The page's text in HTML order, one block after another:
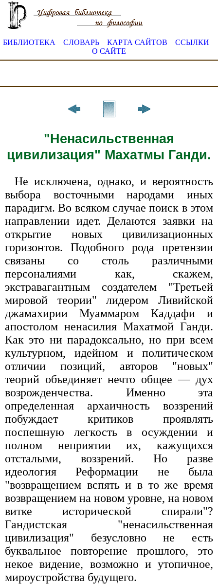
БИБЛИОТЕКА СЛОВАРЬ КАРТА САЙТОВ
ССЫЛКИ
О САЙТЕ
"Ненасильственная
цивилизация" Махатмы Ганди.
Не исключена, однако, и вероятность
выбора восточными народами иных
парадигм. Во всяком случае поиск в этом
направлении идет. Делаются заявки на
открытие новых цивилизационных
горизонтов. Подобного рода претензии
связаны со столь различными
персоналиями как, скажем,
экстравагантным создателем "Третьей
мировой теории" лидером Ливийской
джамахирии Муаммаром Каддафи и
апостолом ненасилия Махатмой Ганди.
Как это ни парадоксально, но при всем
культурном, идейном и политическом
отличии позиций, авторов "новых"
теорий объединяет нечто общее — дух
возрожденчества. Именно эта
определенная архаичность воззрений
побуждает критиков проявлять
поспешную легкость в осуждении и
полном неприятии их, кажущихся
отсталыми, воззрений. Но разве
идеология Реформации не была
"возвращением вспять и в то же время
возвращением на новом уровне, на новом
витке исторической спирали"?
Гандистская "ненасильственная
цивилизация" безусловно не есть
буквальное повторение прошлого, это
некое видение, возможно и утопичное,
мироустройства будущего.